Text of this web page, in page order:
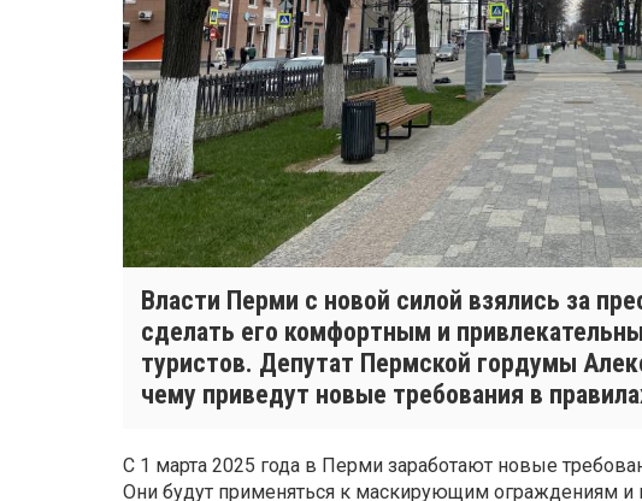
Власти Перми с новой силой взялись за
сделать его комфортным и
туристов. Депутат Пермской гордумы
чему приведут новые требования в
С 1 марта 2025 года в Перми заработают новые
Они будут применяться к маскирующим ограждениям и